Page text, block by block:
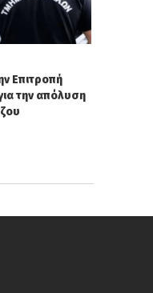
Επιτροπή
την απόλυση